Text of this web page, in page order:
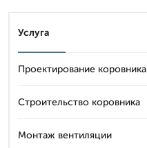
Услуга
Проектирование коровника
Строительство коровника
Монтаж вентиляции